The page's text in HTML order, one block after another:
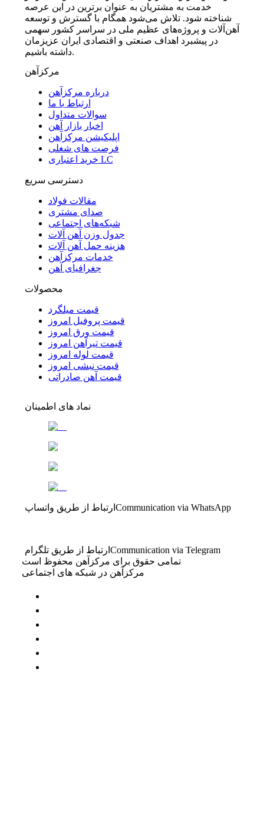
خدمت به مشتریان به عنوان برترین در این عرصه
شناخته شود. تلاش می‌شود همگام با گسترش و توسعه
آهن‌آلات و پروژه‌های عظیم ملی در سراسر کشور سهمی
در پیشبرد اهداف صنعتی و اقتصادی ایران عزیزمان
داشته باشیم.
مرکزآهن
درباره مرکزآهن
ارتباط با ما
سوالات متداول
اخبار بازار آهن
اپلیکیشن مرکزآهن
فرصت های شغلی
خرید اعتباری LC
دسترسی سریع
مقالات فولاد
صدای مشتری
شبکه‌های اجتماعی
جدول وزن آهن آلات
هزینه حمل آهن آلات
خدمات مرکزآهن
جغرافیای آهن
محصولات
قیمت میلگرد
قیمت پروفیل امروز
قیمت ورق امروز
قیمت تیرآهن امروز
قیمت لوله امروز
قیمت نبشی امروز
قیمت آهن صادراتی
نماد های اطمینان
ارتباط از طریق واتساپ Communication via WhatsApp
ارتباط از طریق تلگرام Communication via Telegram
تمامی حقوق برای مرکزآهن محفوظ است
مرکزآهن در شبکه های اجتماعی